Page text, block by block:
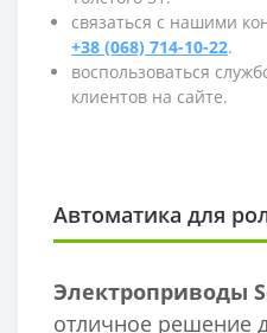
связаться с нашими
+38 (068) 714-10-22.
воспользоваться
клиентов на сайте.
Автоматика для
Электроприводы
отличное решение